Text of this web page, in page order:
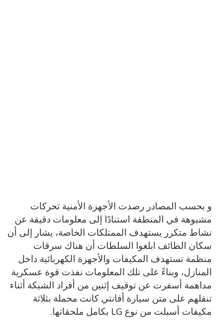
و بحسب المصادر رصدت الأجهزة الأمنية تحركات
مشبوهة في المنطقة استنادًا إلى معلومات دقيقة عن
نشاط متكرر يستهدف الممتلكات الخاصة، يشار إلى أن
سكان الطائف ابلغوا السلطات أن هناك سرقات
منظمة تستهدف المكيفات والأجهزة الكهربائية داخل
المنازل، وبناءً على تلك المعلومات نفذت قوة عسكرية
مداهمة أسفرت عن توقيف إثنين من أفراد الشبكة أثناء
تنقلهم على متن سيارة أفانتي كانت محملة بثلاثة
مكيفات أسبلت من نوع LG بكامل ملحقاتها.